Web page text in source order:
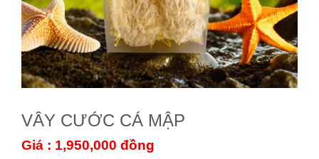
VÂY CƯỚC CÁ MẬP
Giá : 1,950,000 đồng